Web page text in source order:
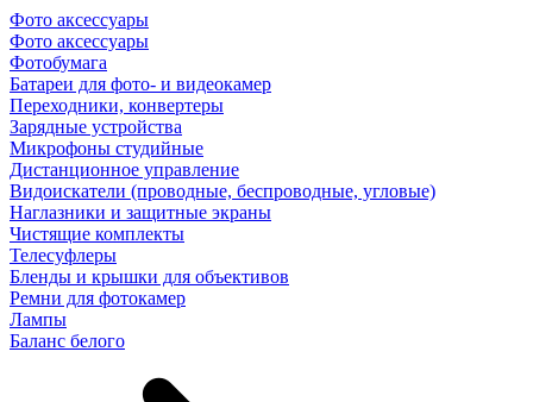
Фото аксессуары
Фото аксессуары
Фотобумага
Батареи для фото- и видеокамер
Переходники, конвертеры
Зарядные устройства
Микрофоны студийные
Дистанционное управление
Видоискатели (проводные, беспроводные, угловые)
Наглазники и защитные экраны
Чистящие комплекты
Телесуфлеры
Бленды и крышки для объективов
Ремни для фотокамер
Лампы
Баланс белого